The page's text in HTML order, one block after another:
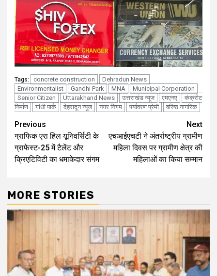
Tags: concrete construction
Dehradun News
Environmentalist
Gandhi Park MNA
Municipal Corporation
Senior Citizen
Uttarakhand News उत्तराखंड न्यूज एमएनए
कंक्रीट
निर्माण
गांधी पार्क देहरादून न्यूज नगर निगम पर्यावरण प्रेमी वरिष्ठ नागरिक
Continue
Reading
Previous
ग्राफिक एरा हिल यूनिवर्सिटी के
ग्राफेस्ट-25 में टैलेंट और
क्रिएटिविटी का धमाकेदार संगम
Next
एचआईएचटी ने अंतर्राष्ट्रीय ग्रामीण
महिला दिवस पर ग्रामीण क्षेत्र की
महिलाओं का किया सम्मान
MORE STORIES